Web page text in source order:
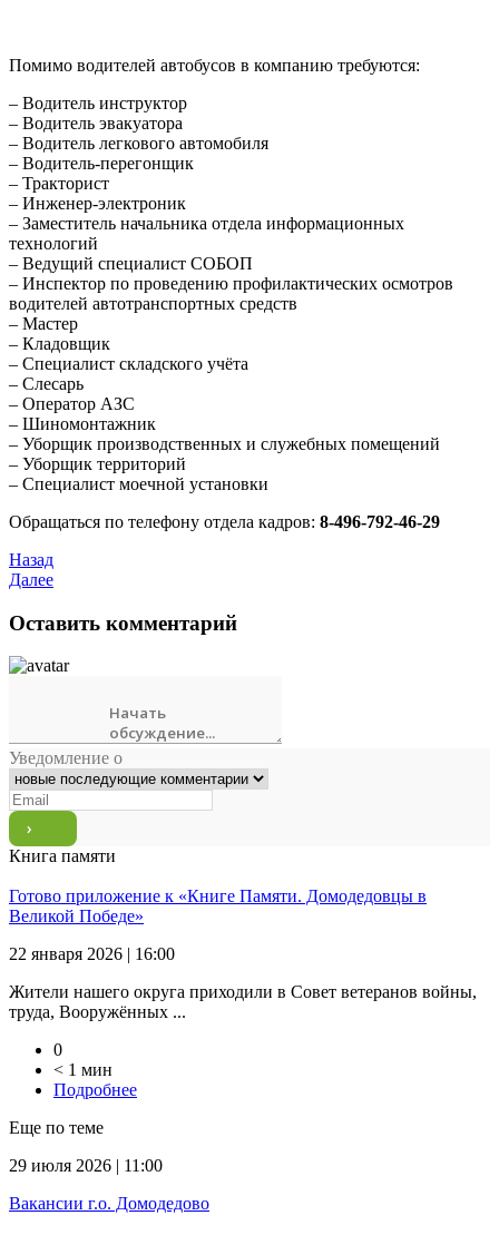
Помимо водителей автобусов в компанию требуются:
– Водитель инструктор
– Водитель эвакуатора
– Водитель легкового автомобиля
– Водитель-перегонщик
– Тракторист
– Инженер-электроник
– Заместитель начальника отдела информационных
технологий
– Ведущий специалист СОБОП
– Инспектор по проведению профилактических осмотров
водителей автотранспортных средств
– Мастер
– Кладовщик
– Специалист складского учёта
– Слесарь
– Оператор АЗС
– Шиномонтажник
– Уборщик производственных и служебных помещений
– Уборщик территорий
– Специалист моечной установки
Обращаться по телефону отдела кадров: 8-496-792-46-29
Назад
Далее
Оставить комментарий
Уведомление о
Книга памяти
Готово приложение к «Книге Памяти. Домодедовцы в
Великой Победе»
22 января 2026 | 16:00
Жители нашего округа приходили в Совет ветеранов войны,
труда, Вооружённых ...
0
< 1 мин
Подробнее
Еще по теме
29 июля 2026 | 11:00
Вакансии г.о. Домодедово